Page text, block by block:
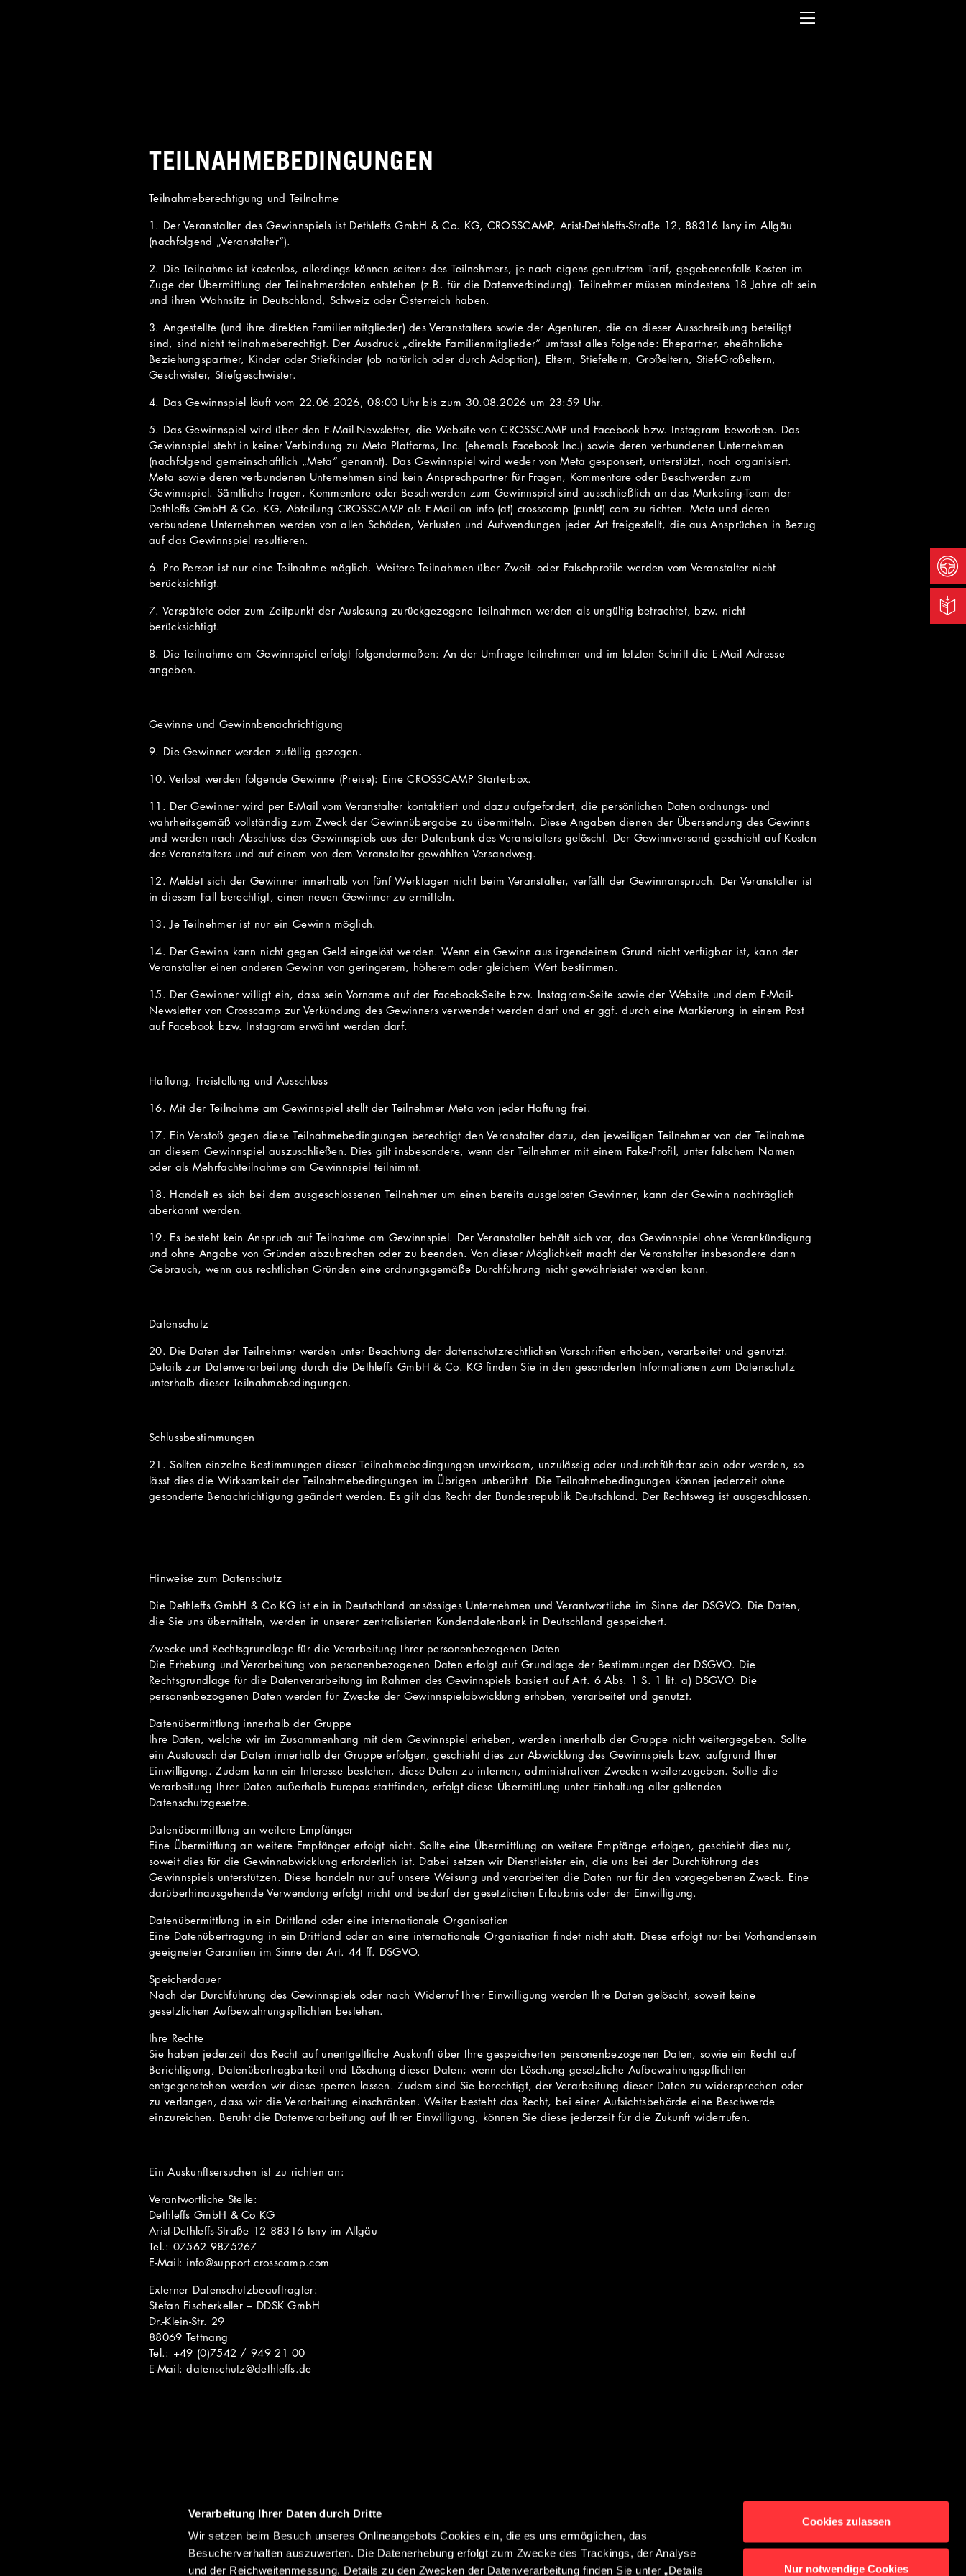
Verarbeitung Ihrer Daten durch Dritte
Wir setzen beim Besuch unseres Onlineangebots Cookies ein, die es uns ermöglichen, das
Besucherverhalten auszuwerten. Die Datenerhebung erfolgt zum Zwecke des Trackings, der Analyse
und der Reichweitenmessung. Details zu den Zwecken der Datenverarbeitung finden Sie unter „Details
Cookies zulassen
Nur notwendige Cookies
TEILNAHMEBEDINGUNGEN
Teilnahmeberechtigung und Teilnahme
1. Der Veranstalter des Gewinnspiels ist Dethleffs GmbH & Co. KG, CROSSCAMP, Arist-Dethleffs-Straße 12, 88316 Isny im Allgäu
(nachfolgend „Veranstalter“).
2. Die Teilnahme ist kostenlos, allerdings können seitens des Teilnehmers, je nach eigens genutztem Tarif, gegebenenfalls Kosten im
Zuge der Übermittlung der Teilnehmerdaten entstehen (z.B. für die Datenverbindung). Teilnehmer müssen mindestens 18 Jahre alt sein
und ihren Wohnsitz in Deutschland, Schweiz oder Österreich haben.
3. Angestellte (und ihre direkten Familienmitglieder) des Veranstalters sowie der Agenturen, die an dieser Ausschreibung beteiligt
sind, sind nicht teilnahmeberechtigt. Der Ausdruck „direkte Familienmitglieder“ umfasst alles Folgende: Ehepartner, eheähnliche
Beziehungspartner, Kinder oder Stiefkinder (ob natürlich oder durch Adoption), Eltern, Stiefeltern, Großeltern, Stief-Großeltern,
Geschwister, Stiefgeschwister.
4. Das Gewinnspiel läuft vom 22.06.2026, 08:00 Uhr bis zum 30.08.2026 um 23:59 Uhr.
5. Das Gewinnspiel wird über den E-Mail-Newsletter, die Website von CROSSCAMP und Facebook bzw. Instagram beworben. Das
Gewinnspiel steht in keiner Verbindung zu Meta Platforms, Inc. (ehemals Facebook Inc.) sowie deren verbundenen Unternehmen
(nachfolgend gemeinschaftlich „Meta“ genannt). Das Gewinnspiel wird weder von Meta gesponsert, unterstützt, noch organisiert.
Meta sowie deren verbundenen Unternehmen sind kein Ansprechpartner für Fragen, Kommentare oder Beschwerden zum
Gewinnspiel. Sämtliche Fragen, Kommentare oder Beschwerden zum Gewinnspiel sind ausschließlich an das Marketing-Team der
Dethleffs GmbH & Co. KG, Abteilung CROSSCAMP als E-Mail an info (at) crosscamp (punkt) com zu richten. Meta und deren
verbundene Unternehmen werden von allen Schäden, Verlusten und Aufwendungen jeder Art freigestellt, die aus Ansprüchen in Bezug
auf das Gewinnspiel resultieren.
6. Pro Person ist nur eine Teilnahme möglich. Weitere Teilnahmen über Zweit- oder Falschprofile werden vom Veranstalter nicht
berücksichtigt.
7. Verspätete oder zum Zeitpunkt der Auslosung zurückgezogene Teilnahmen werden als ungültig betrachtet, bzw. nicht
berücksichtigt.
8. Die Teilnahme am Gewinnspiel erfolgt folgendermaßen: An der Umfrage teilnehmen und im letzten Schritt die E-Mail Adresse
angeben.
Gewinne und Gewinnbenachrichtigung
9. Die Gewinner werden zufällig gezogen.
10. Verlost werden folgende Gewinne (Preise): Eine CROSSCAMP Starterbox.
11. Der Gewinner wird per E-Mail vom Veranstalter kontaktiert und dazu aufgefordert, die persönlichen Daten ordnungs- und
wahrheitsgemäß vollständig zum Zweck der Gewinnübergabe zu übermitteln. Diese Angaben dienen der Übersendung des Gewinns
und werden nach Abschluss des Gewinnspiels aus der Datenbank des Veranstalters gelöscht. Der Gewinnversand geschieht auf Kosten
des Veranstalters und auf einem von dem Veranstalter gewählten Versandweg.
12. Meldet sich der Gewinner innerhalb von fünf Werktagen nicht beim Veranstalter, verfällt der Gewinnanspruch. Der Veranstalter ist
in diesem Fall berechtigt, einen neuen Gewinner zu ermitteln.
13. Je Teilnehmer ist nur ein Gewinn möglich.
14. Der Gewinn kann nicht gegen Geld eingelöst werden. Wenn ein Gewinn aus irgendeinem Grund nicht verfügbar ist, kann der
Veranstalter einen anderen Gewinn von geringerem, höherem oder gleichem Wert bestimmen.
15. Der Gewinner willigt ein, dass sein Vorname auf der Facebook-Seite bzw. Instagram-Seite sowie der Website und dem E-Mail-
Newsletter von Crosscamp zur Verkündung des Gewinners verwendet werden darf und er ggf. durch eine Markierung in einem Post
auf Facebook bzw. Instagram erwähnt werden darf.
Haftung, Freistellung und Ausschluss
16. Mit der Teilnahme am Gewinnspiel stellt der Teilnehmer Meta von jeder Haftung frei.
17. Ein Verstoß gegen diese Teilnahmebedingungen berechtigt den Veranstalter dazu, den jeweiligen Teilnehmer von der Teilnahme
an diesem Gewinnspiel auszuschließen. Dies gilt insbesondere, wenn der Teilnehmer mit einem Fake-Profil, unter falschem Namen
oder als Mehrfachteilnahme am Gewinnspiel teilnimmt.
18. Handelt es sich bei dem ausgeschlossenen Teilnehmer um einen bereits ausgelosten Gewinner, kann der Gewinn nachträglich
aberkannt werden.
19. Es besteht kein Anspruch auf Teilnahme am Gewinnspiel. Der Veranstalter behält sich vor, das Gewinnspiel ohne Vorankündigung
und ohne Angabe von Gründen abzubrechen oder zu beenden. Von dieser Möglichkeit macht der Veranstalter insbesondere dann
Gebrauch, wenn aus rechtlichen Gründen eine ordnungsgemäße Durchführung nicht gewährleistet werden kann.
Datenschutz
20. Die Daten der Teilnehmer werden unter Beachtung der datenschutzrechtlichen Vorschriften erhoben, verarbeitet und genutzt.
Details zur Datenverarbeitung durch die Dethleffs GmbH & Co. KG finden Sie in den gesonderten Informationen zum Datenschutz
unterhalb dieser Teilnahmebedingungen.
Schlussbestimmungen
21. Sollten einzelne Bestimmungen dieser Teilnahmebedingungen unwirksam, unzulässig oder undurchführbar sein oder werden, so
lässt dies die Wirksamkeit der Teilnahmebedingungen im Übrigen unberührt. Die Teilnahmebedingungen können jederzeit ohne
gesonderte Benachrichtigung geändert werden. Es gilt das Recht der Bundesrepublik Deutschland. Der Rechtsweg ist ausgeschlossen.
Hinweise zum Datenschutz
Die Dethleffs GmbH & Co KG ist ein in Deutschland ansässiges Unternehmen und Verantwortliche im Sinne der DSGVO. Die Daten,
die Sie uns übermitteln, werden in unserer zentralisierten Kundendatenbank in Deutschland gespeichert.
Zwecke und Rechtsgrundlage für die Verarbeitung Ihrer personenbezogenen Daten
Die Erhebung und Verarbeitung von personenbezogenen Daten erfolgt auf Grundlage der Bestimmungen der DSGVO. Die
Rechtsgrundlage für die Datenverarbeitung im Rahmen des Gewinnspiels basiert auf Art. 6 Abs. 1 S. 1 lit. a) DSGVO. Die
personenbezogenen Daten werden für Zwecke der Gewinnspielabwicklung erhoben, verarbeitet und genutzt.
Datenübermittlung innerhalb der Gruppe
Ihre Daten, welche wir im Zusammenhang mit dem Gewinnspiel erheben, werden innerhalb der Gruppe nicht weitergegeben. Sollte
ein Austausch der Daten innerhalb der Gruppe erfolgen, geschieht dies zur Abwicklung des Gewinnspiels bzw. aufgrund Ihrer
Einwilligung. Zudem kann ein Interesse bestehen, diese Daten zu internen, administrativen Zwecken weiterzugeben. Sollte die
Verarbeitung Ihrer Daten außerhalb Europas stattfinden, erfolgt diese Übermittlung unter Einhaltung aller geltenden
Datenschutzgesetze.
Datenübermittlung an weitere Empfänger
Eine Übermittlung an weitere Empfänger erfolgt nicht. Sollte eine Übermittlung an weitere Empfänge erfolgen, geschieht dies nur,
soweit dies für die Gewinnabwicklung erforderlich ist. Dabei setzen wir Dienstleister ein, die uns bei der Durchführung des
Gewinnspiels unterstützen. Diese handeln nur auf unsere Weisung und verarbeiten die Daten nur für den vorgegebenen Zweck. Eine
darüberhinausgehende Verwendung erfolgt nicht und bedarf der gesetzlichen Erlaubnis oder der Einwilligung.
Datenübermittlung in ein Drittland oder eine internationale Organisation
Eine Datenübertragung in ein Drittland oder an eine internationale Organisation findet nicht statt. Diese erfolgt nur bei Vorhandensein
geeigneter Garantien im Sinne der Art. 44 ff. DSGVO.
Speicherdauer
Nach der Durchführung des Gewinnspiels oder nach Widerruf Ihrer Einwilligung werden Ihre Daten gelöscht, soweit keine
gesetzlichen Aufbewahrungspflichten bestehen.
Ihre Rechte
Sie haben jederzeit das Recht auf unentgeltliche Auskunft über Ihre gespeicherten personenbezogenen Daten, sowie ein Recht auf
Berichtigung, Datenübertragbarkeit und Löschung dieser Daten; wenn der Löschung gesetzliche Aufbewahrungspflichten
entgegenstehen werden wir diese sperren lassen. Zudem sind Sie berechtigt, der Verarbeitung dieser Daten zu widersprechen oder
zu verlangen, dass wir die Verarbeitung einschränken. Weiter besteht das Recht, bei einer Aufsichtsbehörde eine Beschwerde
einzureichen. Beruht die Datenverarbeitung auf Ihrer Einwilligung, können Sie diese jederzeit für die Zukunft widerrufen.
Ein Auskunftsersuchen ist zu richten an:
Verantwortliche Stelle:
Dethleffs GmbH & Co KG
Arist-Dethleffs-Straße 12 88316 Isny im Allgäu
Tel.: 07562 9875267
E-Mail: info@support.crosscamp.com
Externer Datenschutzbeauftragter:
Stefan Fischerkeller – DDSK GmbH
Dr.-Klein-Str. 29
88069 Tettnang
Tel.: +49 (0)7542 / 949 21 00
E-Mail: datenschutz@dethleffs.de
WEITERE LINKS